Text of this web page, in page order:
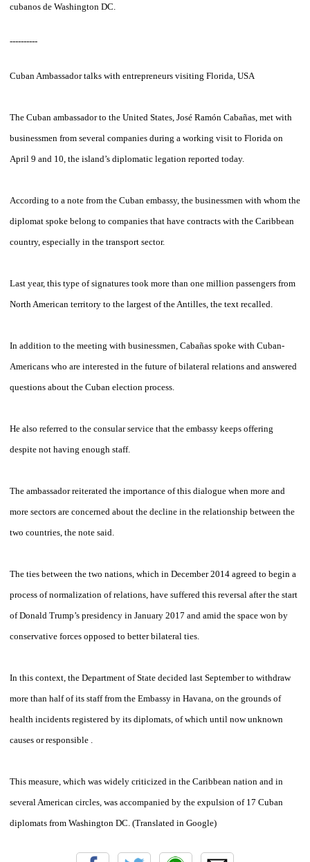
cubanos de Washington DC.
----------
Cuban Ambassador talks with entrepreneurs visiting Florida, USA
The Cuban ambassador to the United States, José Ramón Cabañas, met with
businessmen from several companies during a working visit to Florida on
April 9 and 10, the island’s diplomatic legation reported today.
According to a note from the Cuban embassy, ​​the businessmen with whom the
diplomat spoke belong to companies that have contracts with the Caribbean
country, especially in the transport sector.
Last year, this type of signatures took more than one million passengers from
North American territory to the largest of the Antilles, the text recalled.
In addition to the meeting with businessmen, Cabañas spoke with Cuban-
Americans who are interested in the future of bilateral relations and answered
questions about the Cuban election process.
He also referred to the consular service that the embassy keeps offering
despite not having enough staff.
The ambassador reiterated the importance of this dialogue when more and
more sectors are concerned about the decline in the relationship between the
two countries, the note said.
The ties between the two nations, which in December 2014 agreed to begin a
process of normalization of relations, have suffered this reversal after the start
of Donald Trump’s presidency in January 2017 and amid the space won by
conservative forces opposed to better bilateral ties.
In this context, the Department of State decided last September to withdraw
more than half of its staff from the Embassy in Havana, on the grounds of
health incidents registered by its diplomats, of which until now unknown
causes or responsible .
This measure, which was widely criticized in the Caribbean nation and in
several American circles, was accompanied by the expulsion of 17 Cuban
diplomats from Washington DC. (Translated in Google)